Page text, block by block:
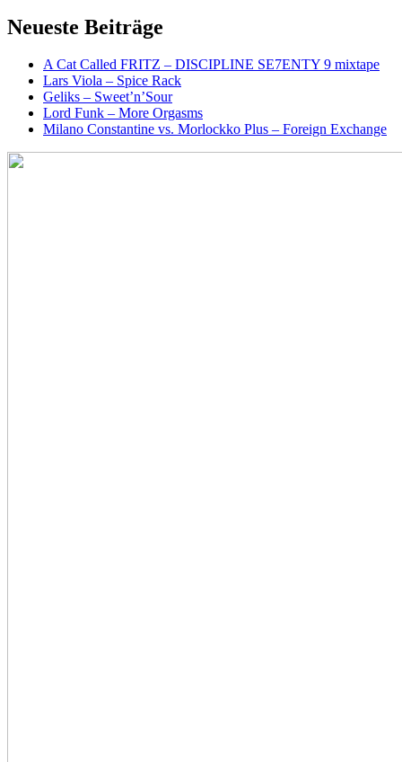
Neueste Beiträge
A Cat Called FRITZ – DISCIPLINE SE7ENTY 9 mixtape
Lars Viola – Spice Rack
Geliks – Sweet’n’Sour
Lord Funk – More Orgasms
Milano Constantine vs. Morlockko Plus – Foreign Exchange